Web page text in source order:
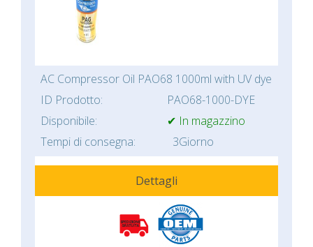
AC Compressor Oil PAO68 1000ml with UV dye
ID Prodotto:
PAO68-1000-DYE
Disponibile:
✔ In magazzino
Tempi di consegna:
3Giorno
Dettagli